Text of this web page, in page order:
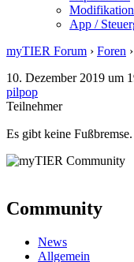
App /
myTIER Forum › Foren ›
10. Dezember 2019 um
pilpop
Teilnehmer
Es gibt keine
Community
News
Allgemein